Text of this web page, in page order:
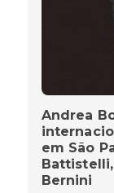
Andrea
em São
Bernini